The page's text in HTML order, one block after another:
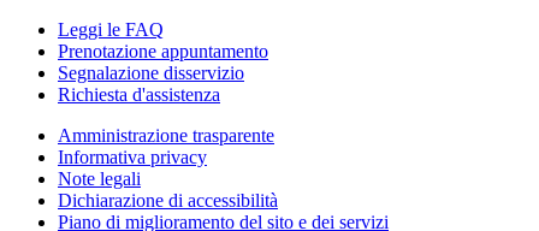
Leggi le FAQ
Prenotazione appuntamento
Segnalazione disservizio
Richiesta d'assistenza
Amministrazione trasparente
Informativa privacy
Note legali
Dichiarazione di accessibilità
Piano di miglioramento del sito e dei servizi